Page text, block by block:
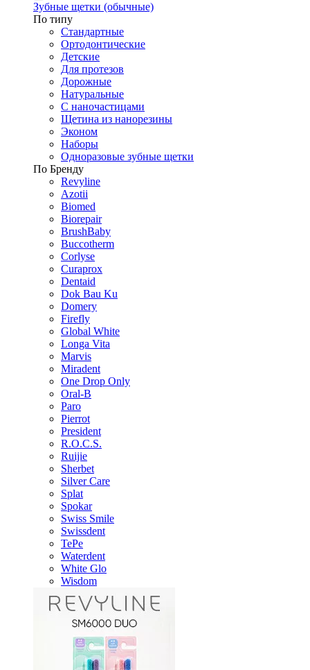
Зубные щетки (обычные)
По типу
Стандартные
Ортодонтические
Детские
Для протезов
Дорожные
Натуральные
С наночастицами
Щетина из нанорезины
Эконом
Наборы
Одноразовые зубные щетки
По Бренду
Revyline
Azotii
Biomed
Biorepair
BrushBaby
Buccotherm
Corlyse
Curaprox
Dentaid
Dok Bau Ku
Domery
Firefly
Global White
Longa Vita
Marvis
Miradent
One Drop Only
Oral-B
Paro
Pierrot
President
R.O.C.S.
Ruijie
Sherbet
Silver Care
Splat
Spokar
Swiss Smile
Swissdent
TePe
Waterdent
White Glo
Wisdom